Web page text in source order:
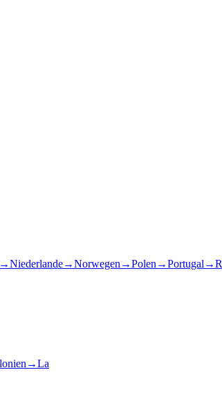
→Niederlande→Norwegen →Polen →Portugal →
→La